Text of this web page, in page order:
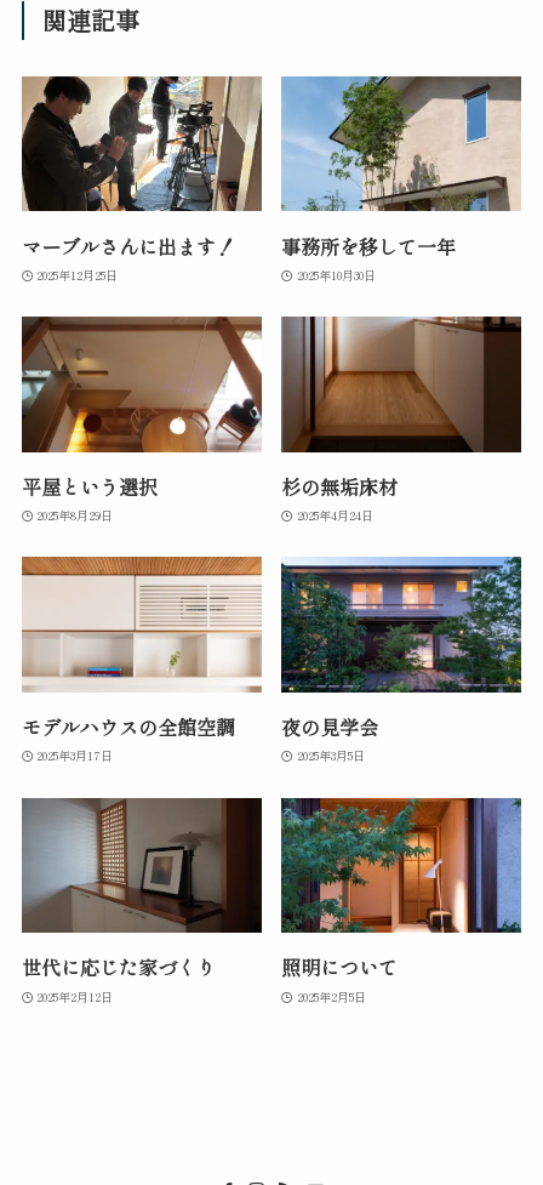
関連記事
マーブルさんに出ます！
2025年12月25日
事務所を移して一年
2025年10月30日
平屋という選択
2025年8月29日
杉の無垢床材
2025年4月24日
モデルハウスの全館空調
2025年3月17日
夜の見学会
2025年3月5日
世代に応じた家づくり
2025年2月12日
照明について
2025年2月5日